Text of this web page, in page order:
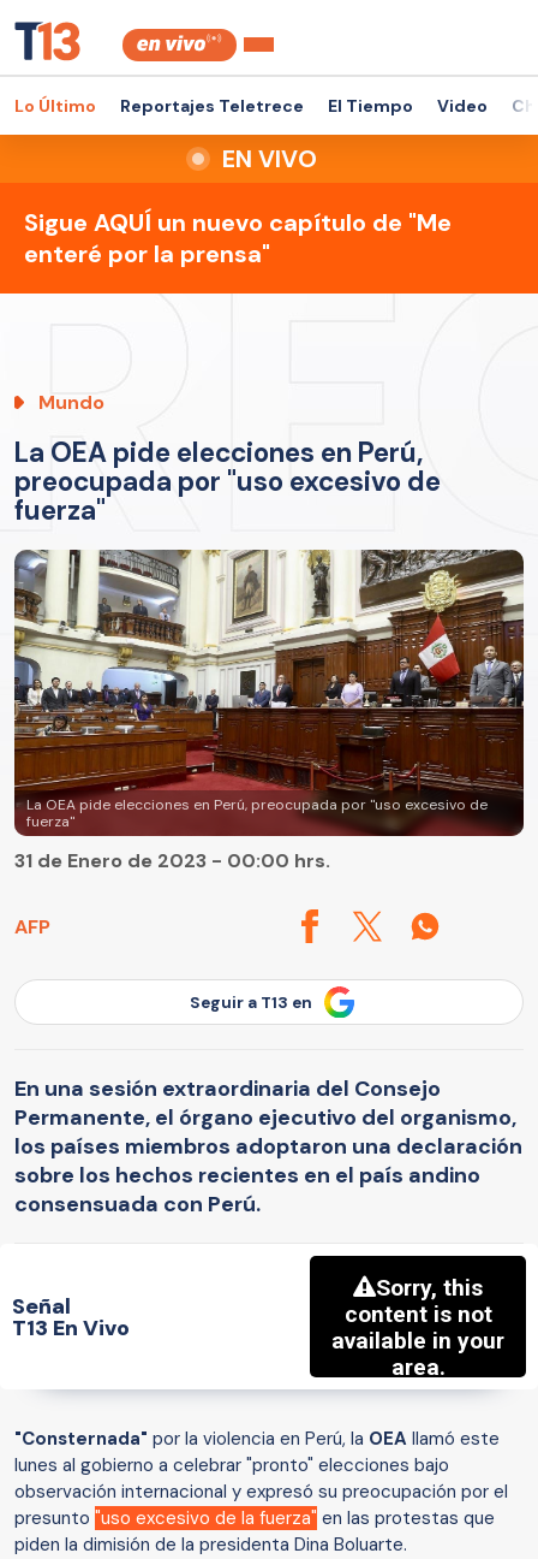
Lo Último Reportajes Teletrece El Tiempo Video
EN VIVO
Sigue AQUÍ un nuevo capítulo de "Me
enteré por la prensa"
Mundo
La OEA pide elecciones en Perú,
preocupada por "uso excesivo de
fuerza"
La OEA pide elecciones en Perú, preocupada por "uso excesivo de
fuerza"
AFP
31 de Enero de 2023 - 00:00 hrs.
Seguir a T13 en
En una sesión extraordinaria del Consejo
Permanente, el órgano ejecutivo del organismo,
los países miembros adoptaron una declaración
sobre los hechos recientes en el país andino
consensuada con Perú.
Señal
T13 En Vivo
"Consternada" por la violencia en Perú, la OEA llamó este
lunes al gobierno a celebrar "pronto" elecciones bajo
observación internacional y expresó su preocupación por el
presunto "uso excesivo de la fuerza" en las protestas que
piden la dimisión de la presidenta Dina Boluarte.